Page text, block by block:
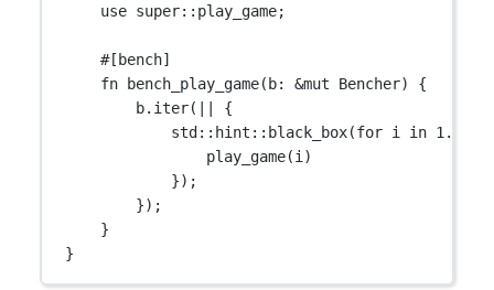
use super:: play_game;
#[bench]
fn
bench_play_game(b: &mut Bencher) {
b. iter(
{
std :: hint :: black_box(for i in 1 ..=
play_game(i)
});
});
}
}